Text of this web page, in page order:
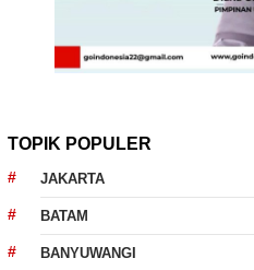
TOPIK POPULER
JAKARTA
BATAM
BANYUWANGI